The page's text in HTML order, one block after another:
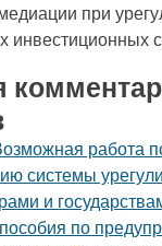
при
инвестиционных
работа
системы
и
по